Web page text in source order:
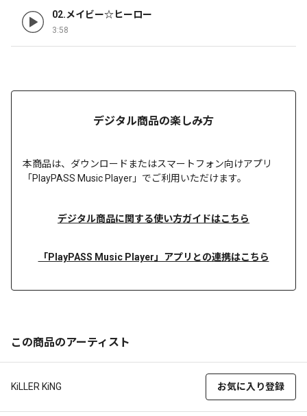
02.メイビー☆ヒーロー
3:58
デジタル商品の楽しみ方
本商品は、 ダウンロードまたはスマートフォン向けアプリ
「PlayPASS Music Player」でご利用いただけます。
デジタル商品に関する使い方ガイドはこちら
「PlayPASS Music Player」アプリとの連携はこちら
この商品のアーティスト
KiLLER KiNG お気に入り登録